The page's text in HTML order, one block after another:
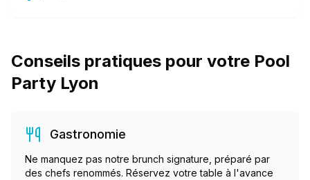
Conseils pratiques pour votre Pool
Party Lyon
Gastronomie
Ne manquez pas notre brunch signature, préparé par
des chefs renommés. Réservez votre table à l'avance